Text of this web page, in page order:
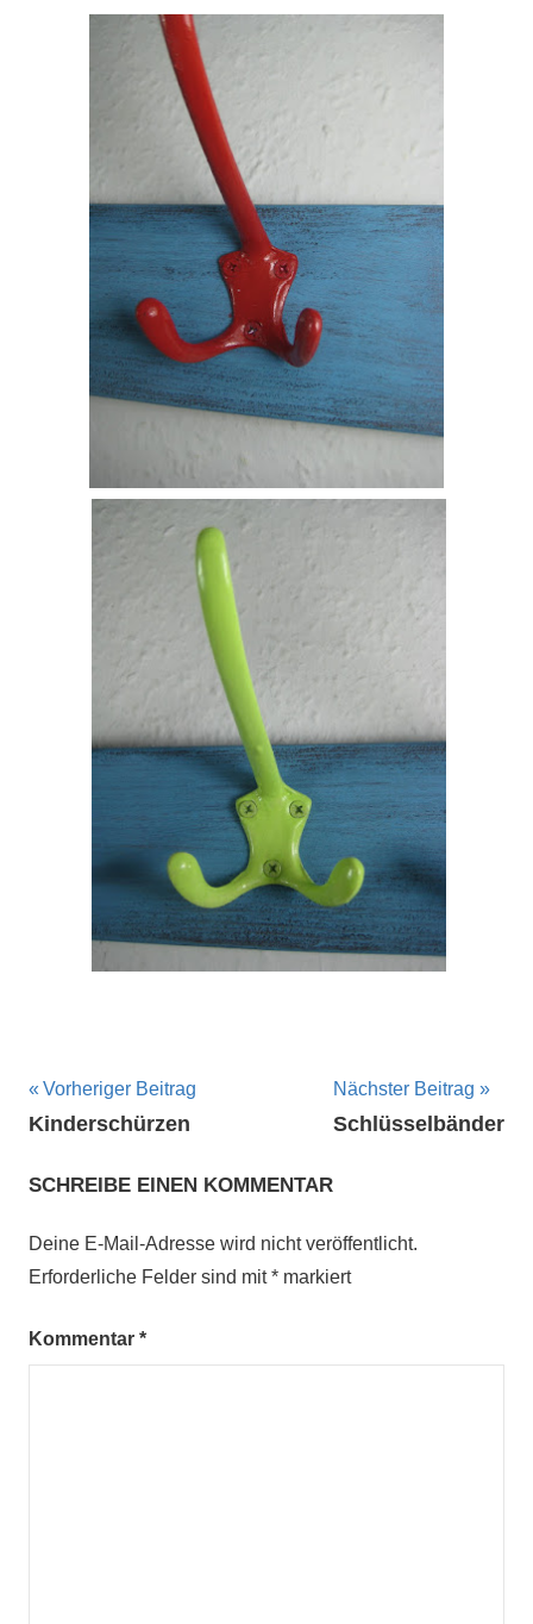
Beitragsnavigation
Vorheriger Beitrag
Kinderschürzen
Nächster Beitrag
Schlüsselbänder
SCHREIBE EINEN KOMMENTAR
Deine E-Mail-Adresse wird nicht veröffentlicht.
Erforderliche Felder sind mit* markiert
Kommentar *